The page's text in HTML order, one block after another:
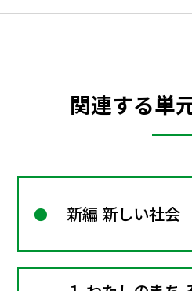
関連する単
新編 新しい社会